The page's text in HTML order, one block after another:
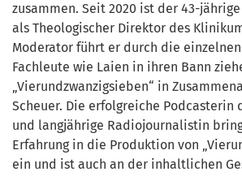
zusammen. Seit 2020 ist der 43-
als Theologischer Direktor des
Moderator führt er durch die
Fachleute wie Laien in ihren Bann
„Vierundzwanzigsieben“ in
Scheuer. Die erfolgreiche Podcasterin
und langjährige Radiojournalistin
Erfahrung in die Produktion von
ein und ist auch an der inhaltlichen